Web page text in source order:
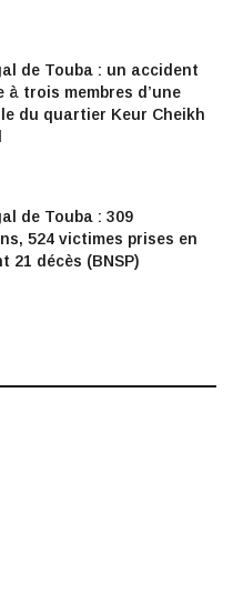
de Touba : un accident
à trois membres d’une
du quartier Keur Cheikh
de Touba : 309
524 victimes prises en
21 décès (BNSP)